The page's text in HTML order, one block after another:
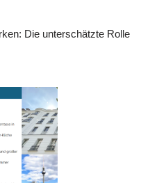
Die unterschätzte Rolle